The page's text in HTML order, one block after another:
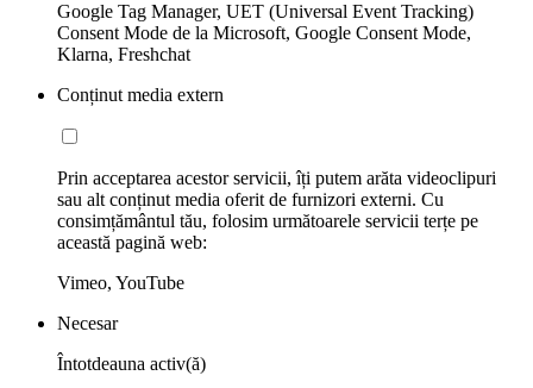
Google Tag Manager, UET (Universal Event Tracking)
Consent Mode de la Microsoft, Google Consent Mode,
Klarna, Freshchat
Conținut media extern
Prin acceptarea acestor servicii, îți putem arăta videoclipuri
sau alt conținut media oferit de furnizori externi. Cu
consimțământul tău, folosim următoarele servicii terțe pe
această pagină web:
Vimeo, YouTube
Necesar
Întotdeauna activ(ă)